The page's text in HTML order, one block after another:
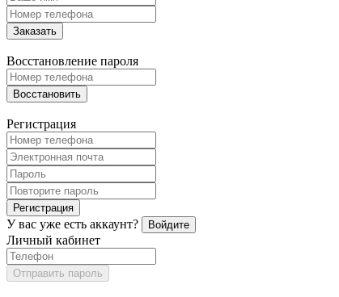
Заказать
Восстановление пароля
Восстановить
Регистрация
Регистрация
У вас уже есть аккаунт? Войдите
Личный кабинет
Отправить пароль